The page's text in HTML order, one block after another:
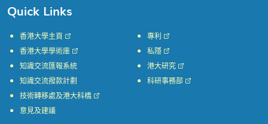
Quick Links
香港大學主頁
香港大學學術庫
知識交流匯報系統
知識交流撥款計劃
專利
私隱
港大研究
科研事務部
技術轉移處及港大科橋
意見及建議